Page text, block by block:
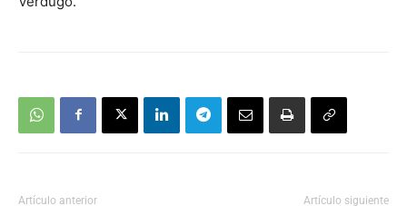
Artículo anterior Artículo siguiente